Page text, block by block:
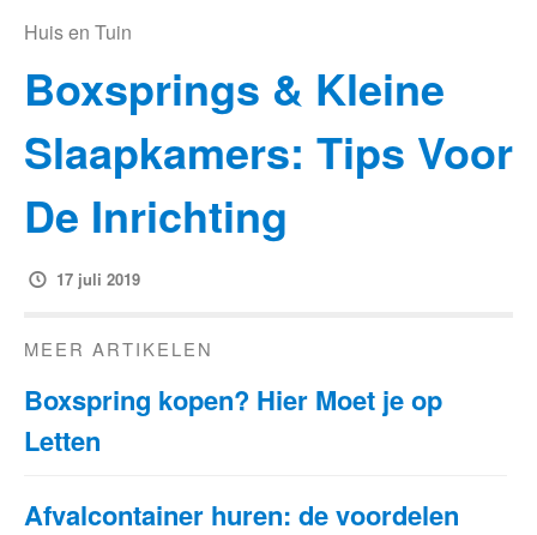
Huis en Tuin
Boxsprings & Kleine
Slaapkamers: Tips Voor
De Inrichting
17 juli 2019
MEER ARTIKELEN
Boxspring kopen? Hier Moet je op
Letten
Afvalcontainer huren: de voordelen